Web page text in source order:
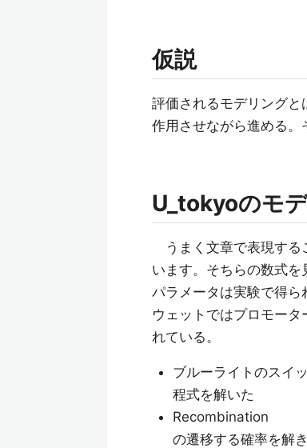
仮説
評価されるモデリング
作用させながら進める。
U_tokyoのモ
うまく文章で表現する
います。そちらの数式を
パラメータは実験で得
ウェットではプロモー
れている。
ブルーライトのスイ
程式を解いた
Recombination
の遷移する確率を解